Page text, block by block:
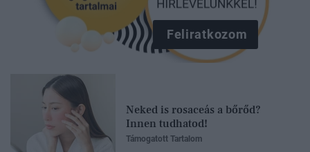
Feliratkozom
Neked is rosaceás a bőrőd?
Innen tudhatod!
Támogatott Tartalom